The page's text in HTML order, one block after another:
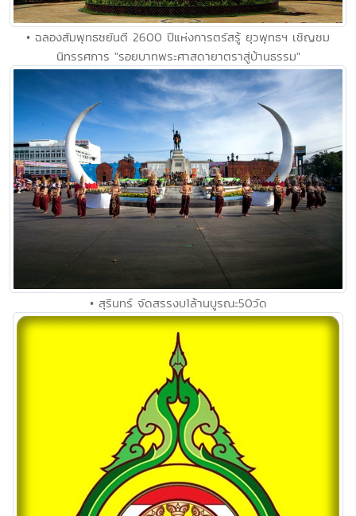
• ฉลองสัมพุทธชยันตี 2600 ปีแห่งการตรัสรู้ ยุวพุทธฯ เชิญชม
นิทรรศการ "รอยบาทพระศาสดายาตราสู่บ้านธรรม"
• สุรินทร์ จัดสรรงบ1ล้านบูรณะ50วัด